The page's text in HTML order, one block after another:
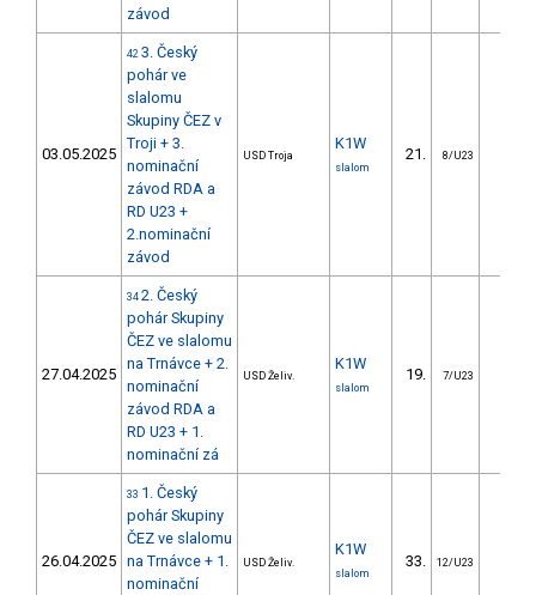
závod
03.05.2025
42 3. Český
pohár ve
slalomu
Skupiny ČEZ v
Troji + 3.
nominační
závod RDA a
RD U23 +
2.nominační
závod
USD Troja
K1W
slalom
21. 8/U23
27.04.2025
34 2. Český
pohár Skupiny
ČEZ ve slalomu
na Trnávce + 2.
nominační
závod RDA a
RD U23 + 1.
nominační zá
USD Želiv.
K1W
slalom
19. 7/U23
26.04.2025
33 1. Český
pohár Skupiny
ČEZ ve slalomu
na Trnávce + 1.
nominační
USD Želiv.
K1W
slalom
33. 12/U23